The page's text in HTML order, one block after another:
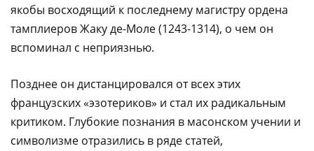
якобы восходящий к последнему магистру ордена
тамплиеров Жаку де-Моле (1243-1314), о чем он
вспоминал с неприязнью.
Позднее он дистанцировался от всех этих
французских «эзотериков» и стал их радикальным
критиком. Глубокие познания в масонском учении и
символизме отразились в ряде статей,